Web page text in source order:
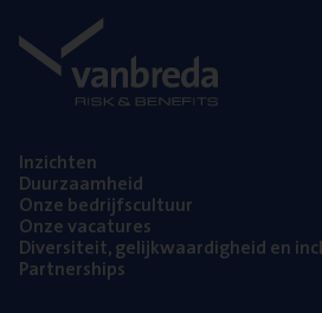
Inzich­ten
Duur­zaam­heid
Onze bedrijfs­cul­tuur
Onze vaca­tu­res
Diver­si­teit, gelijk­waar­dig­heid en
Part­ner­ships